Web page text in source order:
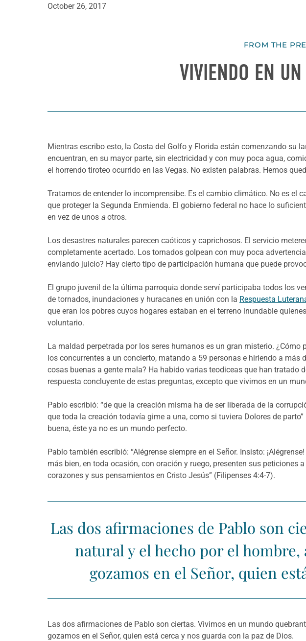
October 26, 2017
FROM THE
VIVIENDO EN
Mientras escribo esto, la Costa del Golfo y Florida están comenzando su
encuentran, en su mayor parte, sin electricidad y con muy poca agua,
el horrendo tiroteo ocurrido en las Vegas. No existen palabras. Hemos
Tratamos de entender lo incomprensibe. Es el cambio climático. No es
que proteger la Segunda Enmienda. El gobierno federal no hace lo
en vez de unos a otros.
Los desastres naturales parecen caóticos y caprichosos. El servicio
completamente acertado. Los tornados golpean con muy poca
enviando juicio? Hay cierto tipo de participación humana que puede
El grupo juvenil de la última parroquia donde serví participaba todos los
de tornados, inundaciones y huracanes en unión con la Respuesta
que eran los pobres cuyos hogares estaban en el terreno inundable
voluntario.
La maldad perpetrada por los seres humanos es un gran misterio.
los concurrentes a un concierto, matando a 59 personas e hiriendo a más
cosas buenas a gente mala? Ha habido varias teodiceas que han tratado
respuesta concluyente de estas preguntas, excepto que vivimos en un
Pablo escribió: “de que la creación misma ha de ser liberada de la
que toda la creación todavía gime a una, como si tuviera Dolores de
buena, éste ya no es un mundo perfecto.
Pablo también escribió: “Alégrense siempre en el Señor. Insisto:
más bien, en toda ocasión, con oración y ruego, presenten sus
corazones y sus pensamientos en Cristo Jesús” (Filipenses 4:4-7).
Las dos afirmaciones de Pablo son
natural y el hecho por el
gozamos en el Señor, quien
Las dos afirmaciones de Pablo son ciertas. Vivimos en un mundo
gozamos en el Señor, quien está cerca y nos guarda con la paz de Dios.